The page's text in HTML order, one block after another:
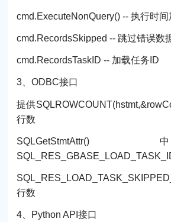
cmd.ExecuteNonQuery() -- 执行时间
cmd.RecordsSkipped -- 跳过错误数
cmd.RecordsTaskID -- 加载任务ID
3、ODBC接口
提供
行数
行数
4、Python API接口